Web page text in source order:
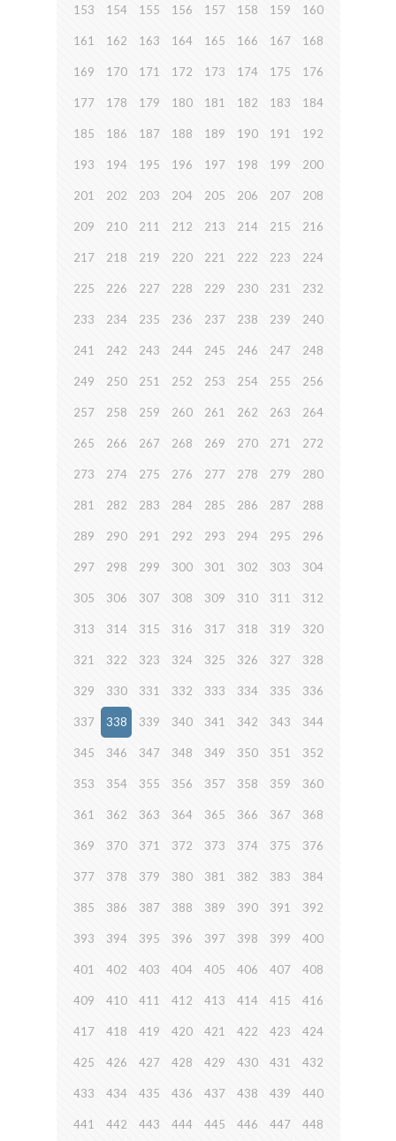
153 154 155 156 157 158 159 160
161 162 163 164 165 166 167 168
169 170 171 172 173 174 175 176
177 178 179 180 181 182 183 184
185 186 187 188 189 190 191 192
193 194 195 196 197 198 199 200
201 202 203 204 205 206 207 208
209 210 211 212 213 214 215 216
217 218 219 220 221 222 223 224
225 226 227 228 229 230 231 232
233 234 235 236 237 238 239 240
241 242 243 244 245 246 247 248
249 250 251 252 253 254 255 256
257 258 259 260 261 262 263 264
265 266 267 268 269 270 271 272
273 274 275 276 277 278 279 280
281 282 283 284 285 286 287 288
289 290 291 292 293 294 295 296
297 298 299 300 301 302 303 304
305 306 307 308 309 310 311 312
313 314 315 316 317 318 319 320
321 322 323 324 325 326 327 328
329 330 331 332 333 334 335 336
337 338 339 340 341 342 343 344
345 346 347 348 349 350 351 352
353 354 355 356 357 358 359 360
361 362 363 364 365 366 367 368
369 370 371 372 373 374 375 376
377 378 379 380 381 382 383 384
385 386 387 388 389 390 391 392
393 394 395 396 397 398 399 400
401 402 403 404 405 406 407 408
409 410 411 412 413 414 415 416
417 418 419 420 421 422 423 424
425 426 427 428 429 430 431 432
433 434 435 436 437 438 439 440
441 442 443 444 445 446 447 448